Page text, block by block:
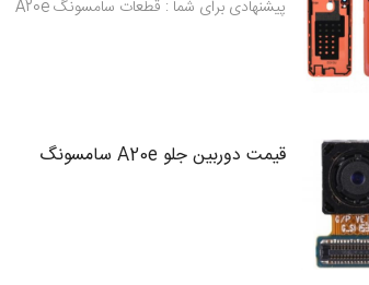
پیشنهادی برای شما : قطعات سامسونگ A20e
قیمت دوربین جلو A20e سامسونگ